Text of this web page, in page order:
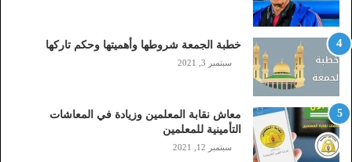
ب
ا
ي
ل
ي
ز
ي
ن
)
خطبة الجمعة شروطها وأهميتها وحكم تاركها
سبتمبر 3, 2021
معاش نقابة المعلمين وزيادة في المعاشات
التأمينية للمعلمين
سبتمبر 12, 2021